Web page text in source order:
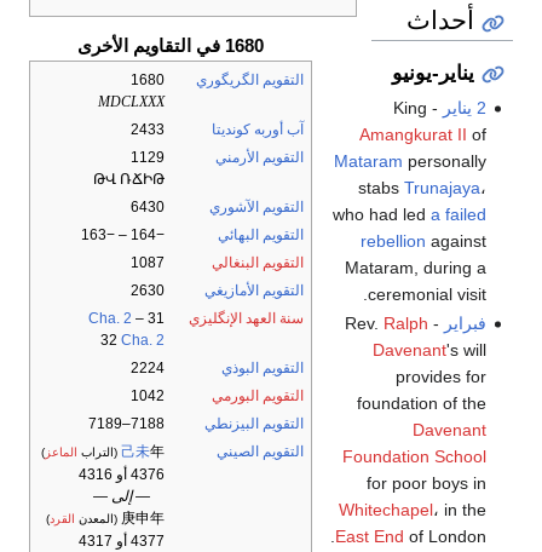
1680 في التقاويم الأخرى
التقويم الگريگوري
1680
MDCLXXX
آب أوربه كونديتا
2433
التقويم الأرمني
1129
ԹՎ ՌՃԻԹ
التقويم الآشوري
6430
التقويم البهائي
−164 – −163
التقويم البنغالي
1087
التقويم الأمازيغي
2630
سنة العهد الإنگليزي
31
Cha. 2 –
32 Cha. 2
التقويم البوذي
2224
التقويم البورمي
1042
التقويم البيزنطي
7188–7189
التقويم الصيني
己未年 (التراب الماعز )
4376 أو 4316
— إلى —
庚申年 (المعدن القرد)
4377 أو 4317
أحداث
يناير-يونيو
2 يناير
- King
Amangkurat II of
Mataram personally
stabs Trunajaya،
who had led a failed
rebellion against
Mataram, during a
ceremonial visit.
فبراير - Rev.
Ralph
Davenant's will
provides for
foundation of the
Davenant
Foundation School
for poor boys in
Whitechapel، in the
East End of London.